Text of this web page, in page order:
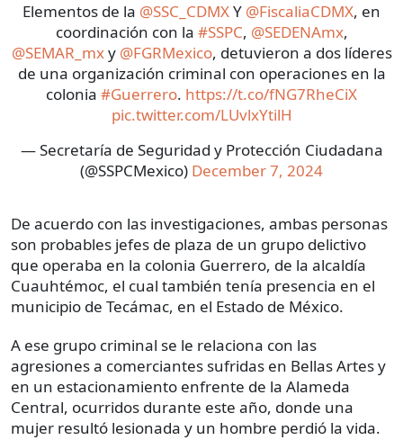
Elementos de la @SSC_CDMXY @FiscaliaCDMX, en
coordinación con la #SSPC, @SEDENAmx,
@SEMAR_mxy @FGRMexico, detuvieron a dos líderes
de una organización criminal con operaciones en la
colonia #Guerrero. https://t.co/fNG7RheCiX
pic.twitter.com/LUvlxYtilH
— Secretaría de Seguridad y Protección Ciudadana
(@SSPCMexico) December 7, 2024
De acuerdo con las investigaciones, ambas personas
son probables jefes de plaza de un grupo delictivo
que operaba en la colonia Guerrero, de la alcaldía
Cuauhtémoc, el cual también tenía presencia en el
municipio de Tecámac, en el Estado de México.
A ese grupo criminal se le relaciona con las
agresiones a comerciantes sufridas en Bellas Artes y
en un estacionamiento enfrente de la Alameda
Central, ocurridos durante este año, donde una
mujer resultó lesionada y un hombre perdió la vida.